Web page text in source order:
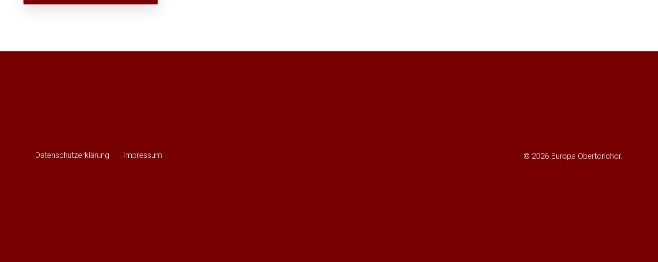
Datenschutzerklärung Impressum © 2026 Europa Obertonchor.